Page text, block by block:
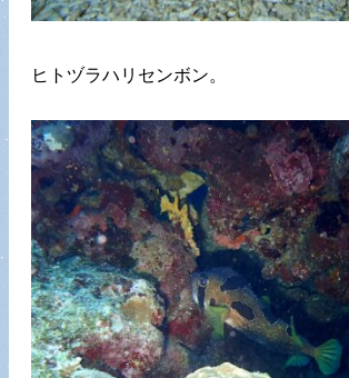
ヒトヅラハリセンボン。